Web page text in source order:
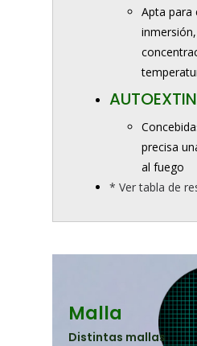
Apta para
precisa
al fuego
* Ver tabla de
Malla
Distintas mallas